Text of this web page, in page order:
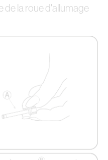
de la roue d'allumage